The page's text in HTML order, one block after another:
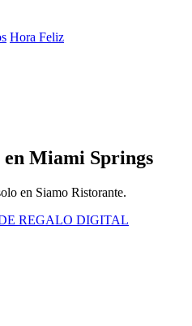
Hora Feliz
en Miami Springs
en Siamo Ristorante.
REGALO DIGITAL